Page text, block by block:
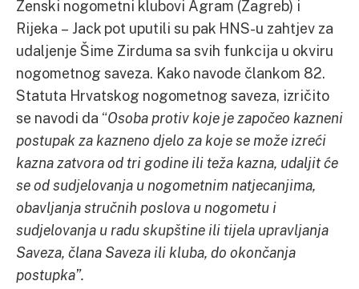
Ženski nogometni klubovi Agram (Zagreb) i
Rijeka – Jack pot uputili su pak HNS-u zahtjev za
udaljenje Šime Zirduma sa svih funkcija u okviru
nogometnog saveza. Kako navode člankom 82.
Statuta Hrvatskog nogometnog saveza, izričito
se navodi da “Osoba protiv koje je započeo kazneni
postupak za kazneno djelo za koje se može izreći
kazna zatvora od tri godine ili teža kazna, udaljit će
se od sudjelovanja u nogometnim natjecanjima,
obavljanja stručnih poslova u nogometu i
sudjelovanja u radu skupštine ili tijela upravljanja
Saveza, člana Saveza ili kluba, do okončanja
postupka”.